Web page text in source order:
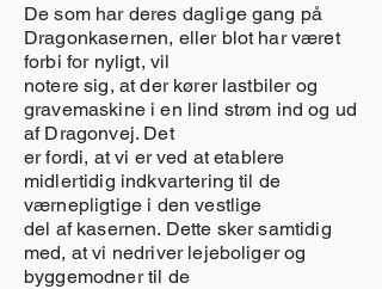
De som har deres daglige gang på
Dragonkasernen, eller blot har været
forbi for nyligt, vil
notere sig, at der kører lastbiler og
gravemaskine i en lind strøm ind og ud
af Dragonvej. Det
er fordi, at vi er ved at etablere
midlertidig indkvartering til de
værnepligtige i den vestlige
del af kasernen. Dette sker samtidig
med, at vi nedriver lejeboliger og
byggemodner til de